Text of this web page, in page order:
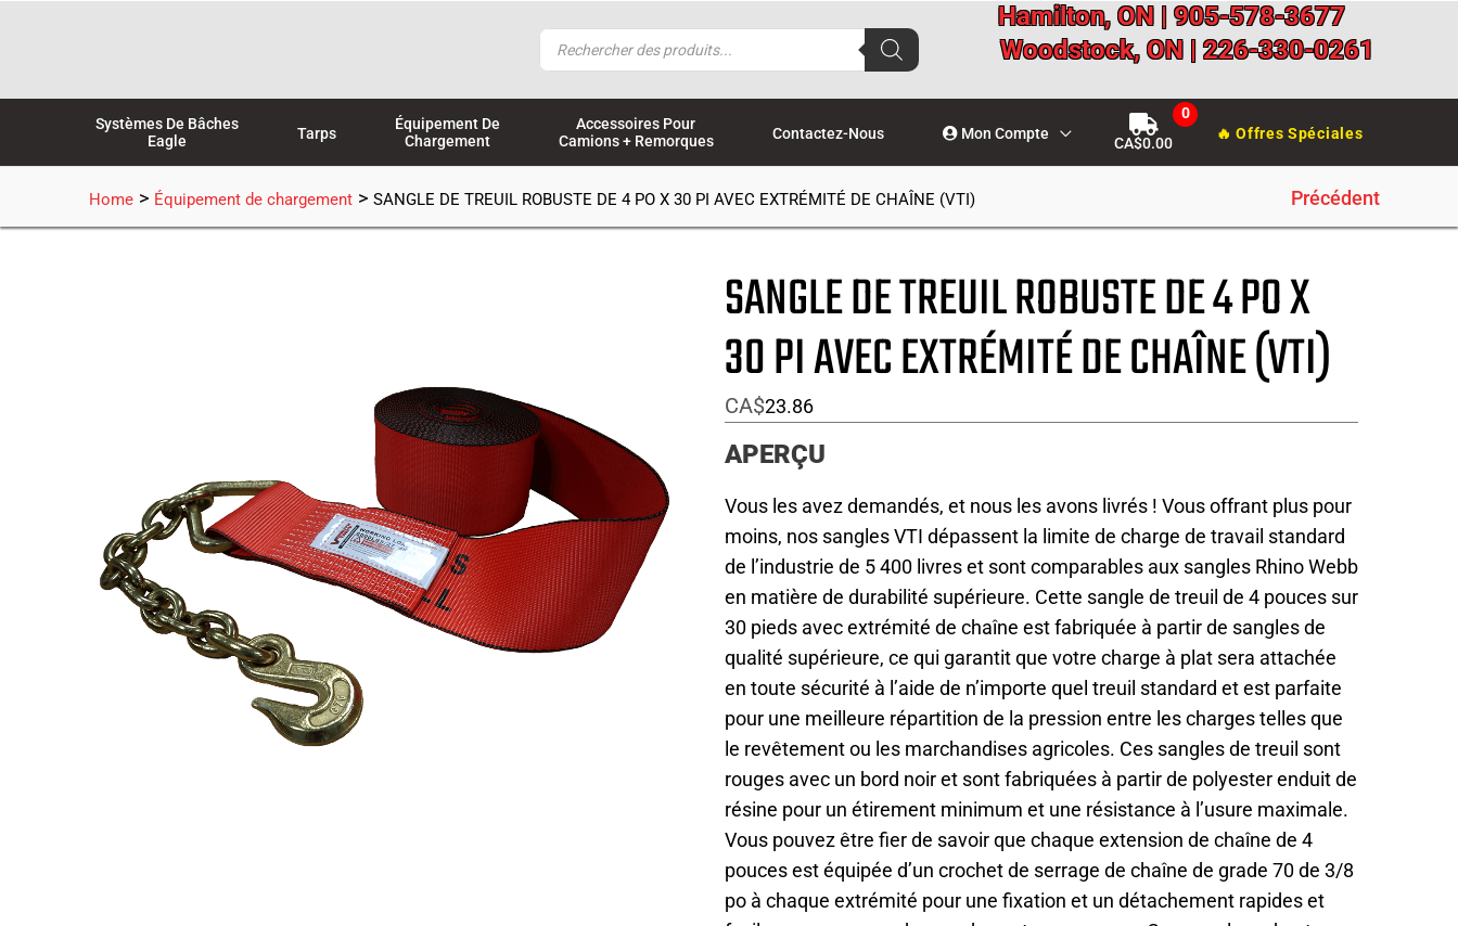
Recherche
de
produits
Hamilton, ON | 905-578-3677
Woodstock, ON | 226-330-0261
Systèmes De Bâches
Eagle
Tarps
Équipement De
Chargement
Accessoires Pour
Camions + Remorques
Contactez-Nous Mon Compte
CA$0.00
🔥 Offres Spéciales
Home > Équipement de chargement > SANGLE DE TREUIL ROBUSTE DE 4 PO X 30 PI AVEC EXTRÉMITÉ DE CHAÎNE (VTI) Précédent
SANGLE DE TREUIL ROBUSTE DE 4 PO X
30 PI AVEC EXTRÉMITÉ DE CHAÎNE (VTI)
CA$23.86
APERÇU
Vous les avez demandés, et nous les avons livrés ! Vous offrant plus pour
moins, nos sangles VTI dépassent la limite de charge de travail standard
de l’industrie de 5 400 livres et sont comparables aux sangles Rhino Webb
en matière de durabilité supérieure. Cette sangle de treuil de 4 pouces sur
30 pieds avec extrémité de chaîne est fabriquée à partir de sangles de
qualité supérieure, ce qui garantit que votre charge à plat sera attachée
en toute sécurité à l’aide de n’importe quel treuil standard et est parfaite
pour une meilleure répartition de la pression entre les charges telles que
le revêtement ou les marchandises agricoles. Ces sangles de treuil sont
rouges avec un bord noir et sont fabriquées à partir de polyester enduit de
résine pour un étirement minimum et une résistance à l’usure maximale.
Vous pouvez être fier de savoir que chaque extension de chaîne de 4
pouces est équipée d’un crochet de serrage de chaîne de grade 70 de 3/8
po à chaque extrémité pour une fixation et un détachement rapides et